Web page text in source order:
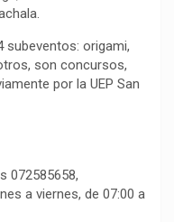
subeventos: origami,
son concursos,
por la UEP San
072585658,
a viernes, de 07:00 a